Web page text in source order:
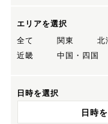
エリアを選択
全て
関東 北
近畿
中国・四国
日時を選択
日時